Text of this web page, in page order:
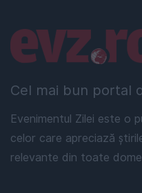
Cel mai bun portal
Evenimentul Zilei este o
celor care apreciază
relevante din toate
Linkuri utile